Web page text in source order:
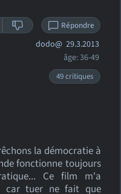
Répondre
dodo@ 29.3.2013
âge: 36-49
49 critiques
la démocratie à
fonctionne toujours
Ce film m'a
car tuer ne fait que